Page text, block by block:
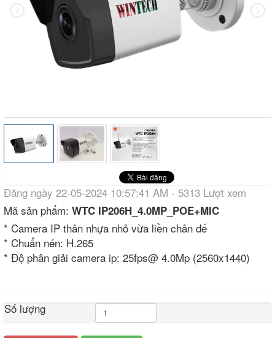
Đăng ngày 22-05-2024 10:57:41 AM - 5313 Lượt xem
Mã sản phẩm: WTC IP206H_4.0MP_POE+MIC
* Camera IP thân nhựa nhỏ vừa liền chân đế
* Chuẩn nén: H.265
* Độ phân giải camera ip: 25fps@ 4.0Mp (2560x1440)
Số lượng